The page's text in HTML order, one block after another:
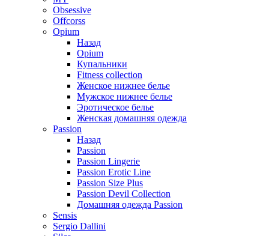
Obsessive
Offcorss
Opium
Назад
Opium
Купальники
Fitness collection
Женское нижнее белье
Мужское нижнее белье
Эротическое белье
Женская домашняя одежда
Passion
Назад
Passion
Passion Lingerie
Passion Erotic Line
Passion Size Plus
Passion Devil Collection
Домашняя одежда Passion
Sensis
Sergio Dallini